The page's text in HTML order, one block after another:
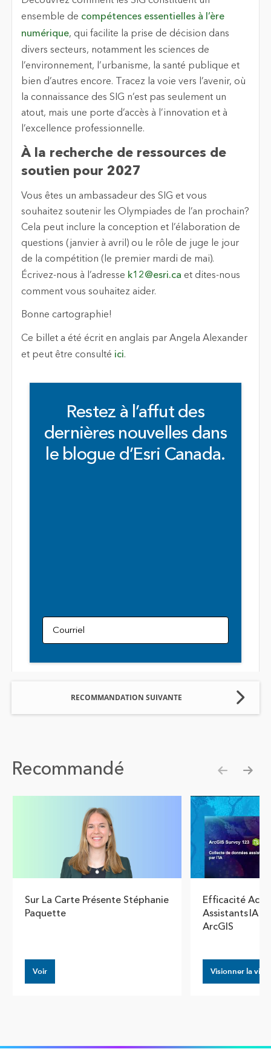
ensemble de compétences essentielles à l’ère
numérique, qui facilite la prise de décision dans
divers secteurs, notamment les sciences de
l’environnement, l’urbanisme, la santé publique et
bien d’autres encore. Tracez la voie vers l’avenir, où
la connaissance des SIG n’est pas seulement un
atout, mais une porte d’accès à l’innovation et à
l’excellence professionnelle.
À la recherche de ressources de
soutien pour 2027
Vous êtes un ambassadeur des SIG et vous
souhaitez soutenir les Olympiades de l’an prochain?
Cela peut inclure la conception et l’élaboration de
questions (janvier à avril) ou le rôle de juge le jour
de la compétition (le premier mardi de mai).
Écrivez-nous à l’adresse k12@esri.ca et dites-nous
comment vous souhaitez aider.
Bonne cartographie!
Ce billet a été écrit en anglais par Angela Alexander
et peut être consulté ici.
Restez à l’affut des
dernières nouvelles dans
le blogue d’Esri Canada.
Courriel
RECOMMANDATION SUIVANTE
Recommandé
Sur La Carte Présente Stéphanie
Paquette
Voir
Efficacité
Assistants IA
ArcGIS
Visionner la